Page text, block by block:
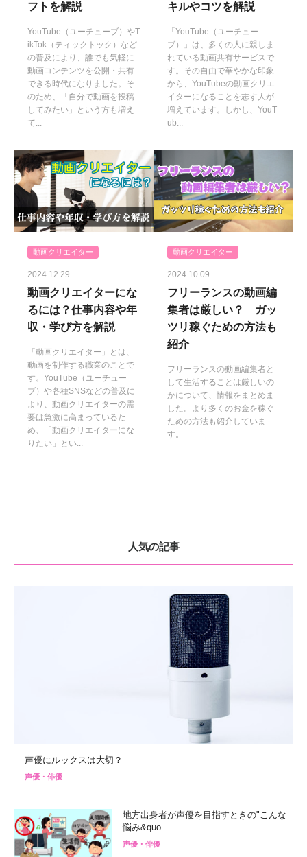
フトを解説
YouTube（ユーチューブ）やT
ikTok（ティックトック）など
の普及により、誰でも気軽に
動画コンテンツを公開・共有
できる時代になりました。そ
のため、「自分で動画を投稿
してみたい」という方も増え
て...
キルやコツを解説
「YouTube（ユーチュー
ブ）」は、多くの人に親しま
れている動画共有サービスで
す。その自由で華やかな印象
から、YouTubeの動画クリエ
イターになることを志す人が
増えています。しかし、YouT
ub...
動画クリエイター
2024.12.29
動画クリエイターにな
るには？仕事内容や年
収・学び方を解説
「動画クリエイター」とは、
動画を制作する職業のことで
す。YouTube（ユーチュー
ブ）や各種SNSなどの普及に
より、動画クリエイターの需
要は急激に高まっているた
め、「動画クリエイターにな
りたい」とい...
動画クリエイター
2024.10.09
フリーランスの動画編
集者は厳しい？ ガッ
ツリ稼ぐための方法も
紹介
フリーランスの動画編集者と
して生活することは厳しいの
かについて、情報をまとめま
した。より多くのお金を稼ぐ
ための方法も紹介していま
す。
人気の記事
声優にルックスは大切？
声優・俳優
地方出身者が声優を目指すときの"こんな
悩み&quo...
声優・俳優